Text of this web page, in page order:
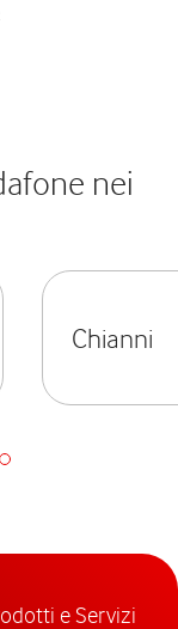
nei
Chianni
e Servizi